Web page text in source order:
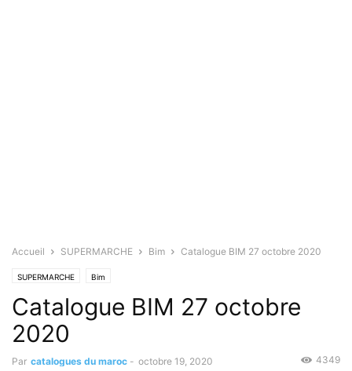
Accueil SUPERMARCHE Bim Catalogue BIM 27 octobre 2020
SUPERMARCHE Bim
Catalogue BIM 27 octobre
2020
Par catalogues du maroc - octobre 19, 2020 4349